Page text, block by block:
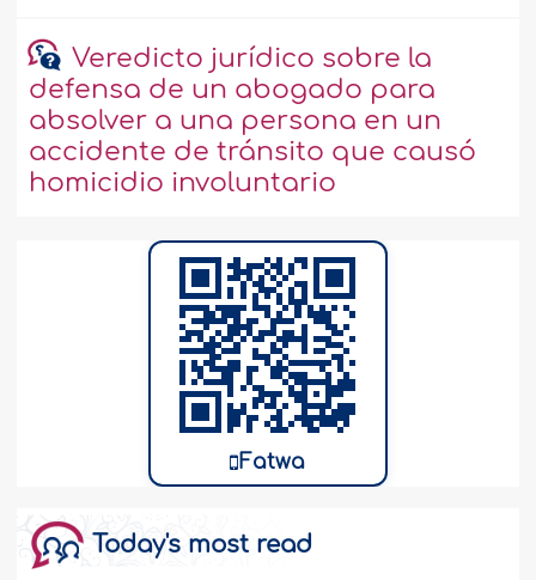
Veredicto jurídico sobre la
defensa de un abogado para
absolver a una persona en un
accidente de tránsito que causó
homicidio involuntario
Fatwa
Today's most read